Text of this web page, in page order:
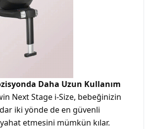
Daha Uzun Kullanım
Next Stage i-Size, bebeğinizin
iki yönde de en güvenli
etmesini mümkün kılar.